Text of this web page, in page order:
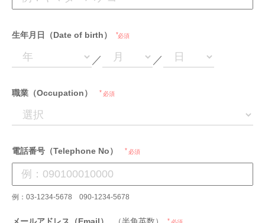
生年月日（Date of birth） 必須
／ ／
職業（Occupation） 必須
電話番号（Telephone No） 必須
例：03-1234-5678 090-1234-5678